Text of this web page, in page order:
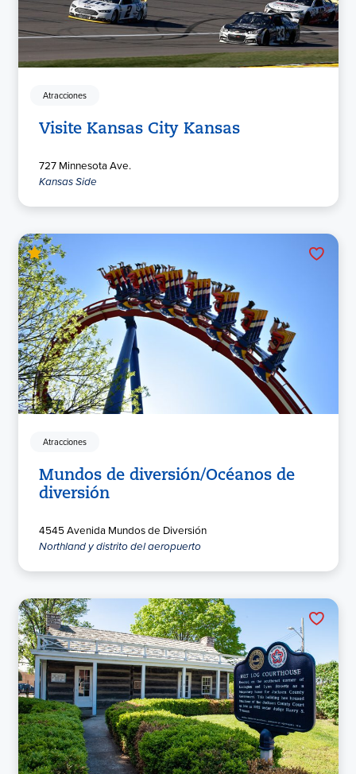
Atracciones
Visite Kansas City Kansas
727 Minnesota Ave.
Kansas Side
Atracciones
Mundos de diversión/Océanos de
diversión
4545 Avenida Mundos de Diversión
Northland y distrito del aeropuerto